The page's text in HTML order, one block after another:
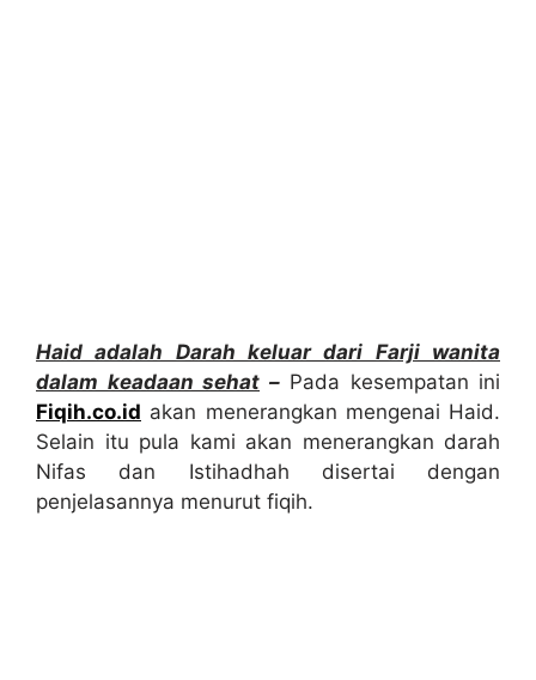
Haid adalah Darah keluar dari Farji wanita
dalam keadaan sehat –Pada kesempatan ini
Fiqih.co.id akan menerangkan mengenai Haid.
Selain itu pula kami akan menerangkan darah
Nifas dan Istihadhah disertai dengan
penjelasannya menurut fiqih.